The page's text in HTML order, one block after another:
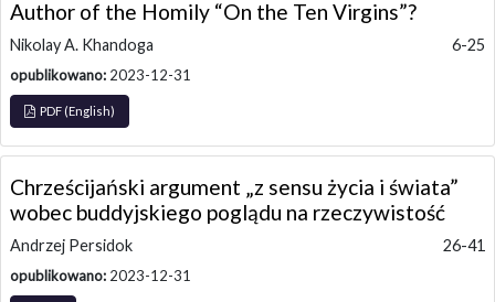
Author of the Homily “On the Ten Virgins”?
Nikolay A. Khandoga 6-25
opublikowano: 2023-12-31
PDF (English)
Chrześcijański argument „z sensu życia i świata”
wobec buddyjskiego poglądu na rzeczywistość
Andrzej Persidok 26-41
opublikowano: 2023-12-31